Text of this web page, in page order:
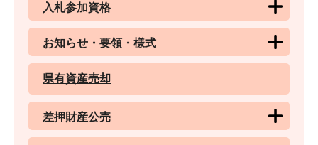
入札参加資格
お知らせ・要領・様式
県有資産売却
差押財産公売